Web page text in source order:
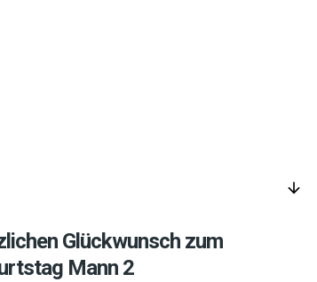
arrow_downward
Glückwunsch zum
Mann 2